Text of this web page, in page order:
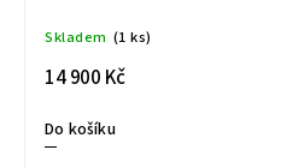
Skladem (1 ks)
14 900 Kč
Do košíku